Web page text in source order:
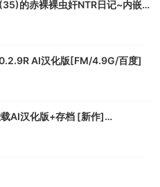
的赤裸裸虫奸NTR日记~内嵌
AI汉化版[FM/4.9G/百度]
AI汉化版+存档 [新作]